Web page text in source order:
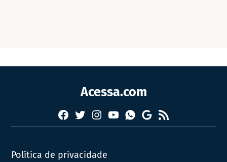
Acessa.com
Facebook
TwitterInstagram
YouTubeWhatsapp
Google
News
RSS
Política de privacidade